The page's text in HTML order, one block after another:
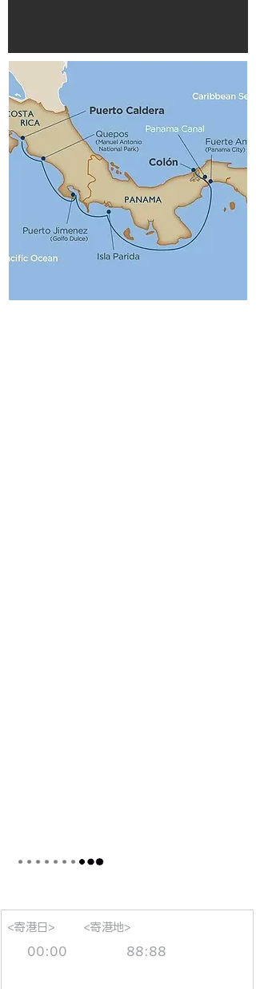
<寄港日>
00:00
<寄港地>
88:88